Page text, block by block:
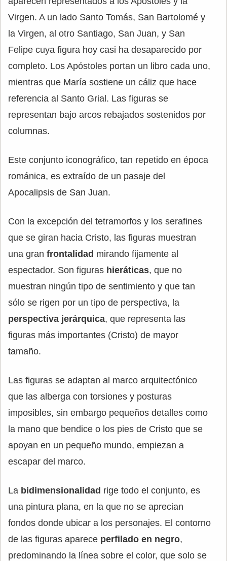
Virgen. A un lado Santo Tomás, San Bartolomé y
la Virgen, al otro Santiago, San Juan, y San
Felipe cuya figura hoy casi ha desaparecido por
completo. Los Apóstoles portan un libro cada uno,
mientras que María sostiene un cáliz que hace
referencia al Santo Grial. Las figuras se
representan bajo arcos rebajados sostenidos por
columnas.
Este conjunto iconográfico, tan repetido en época
románica, es extraído de un pasaje del
Apocalipsis de San Juan.
Con la excepción del tetramorfos y los serafines
que se giran hacia Cristo, las figuras muestran
una gran frontalidad mirando fijamente al
espectador. Son figuras hieráticas, que no
muestran ningún tipo de sentimiento y que tan
sólo se rigen por un tipo de perspectiva, la
perspectiva jerárquica, que representa las
figuras más importantes (Cristo) de mayor
tamaño.
Las figuras se adaptan al marco arquitectónico
que las alberga con torsiones y posturas
imposibles, sin embargo pequeños detalles como
la mano que bendice o los pies de Cristo que se
apoyan en un pequeño mundo, empiezan a
escapar del marco.
La bidimensionalidad rige todo el conjunto, es
una pintura plana, en la que no se aprecian
fondos donde ubicar a los personajes. El contorno
de las figuras aparece perfilado en negro,
predominando la línea sobre el color, que solo se